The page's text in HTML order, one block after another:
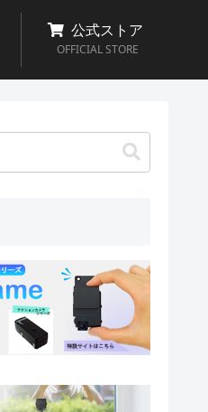
公式ストア
OFFICIAL STORE